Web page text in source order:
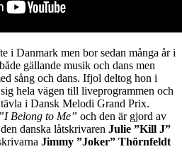
i Danmark men bor sedan många år i
gällande musik och dans men
sång och dans. Ifjol deltog hon i
hela vägen till liveprogrammen och
i Dansk Melodi Grand Prix.
”I Belong to Me” och den är gjord av
danska låtskrivaren Julie ”Kill J”
Jimmy ”Joker” Thörnfeldt